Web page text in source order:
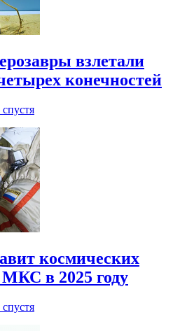
взлетали
конечностей
спустя
космических
МКС в 2025 году
спустя